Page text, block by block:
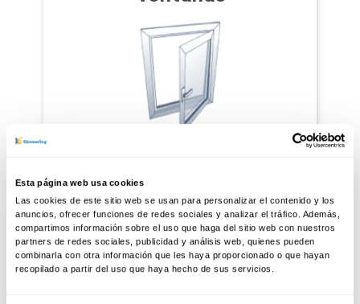
Esta página web usa cookies
Las cookies de este sitio web se usan para personalizar el contenido y los
anuncios, ofrecer funciones de redes sociales y analizar el tráfico. Además,
compartimos información sobre el uso que haga del sitio web con nuestros
partners de redes sociales, publicidad y análisis web, quienes pueden
combinarla con otra información que les haya proporcionado o que hayan
recopilado a partir del uso que haya hecho de sus servicios.
Selecciona la ventana que se
ajusta a tus necesidades.
Selecciona la ventana que se
ajusta a tus necesidades.